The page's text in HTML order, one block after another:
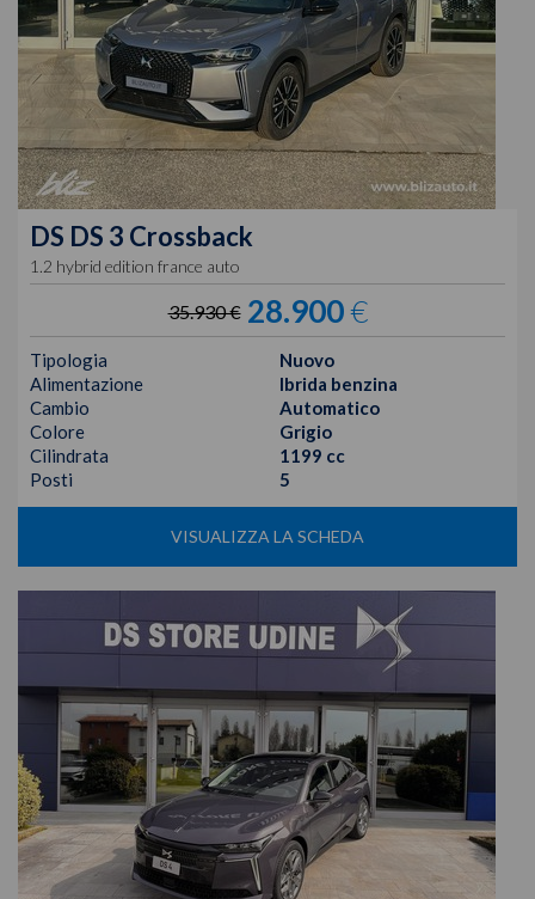
DS DS 3 Crossback
1.2 hybrid edition france auto
35.930 € 28.900€
Tipologia
Nuovo
Alimentazione
Ibrida benzina
Cambio
Automatico
Colore
Grigio
Cilindrata
1199 cc
Posti
5
VISUALIZZA LA SCHEDA